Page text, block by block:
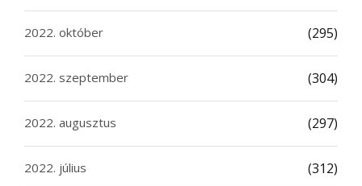
2022. október (295)
2022. szeptember (304)
2022. augusztus (297)
2022. július (312)